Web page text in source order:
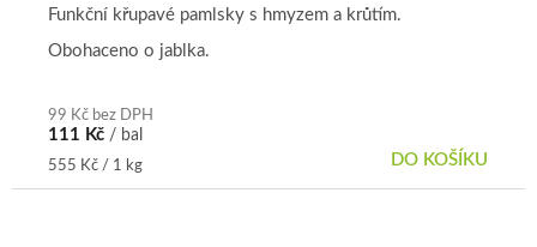
99 Kč bez DPH
111 Kč / bal
Měrná
cena:
555 Kč / 1 kg DO KOŠÍKU
Funkční křupavé pamlsky s hmyzem a krůtím.
Obohaceno o jablka.